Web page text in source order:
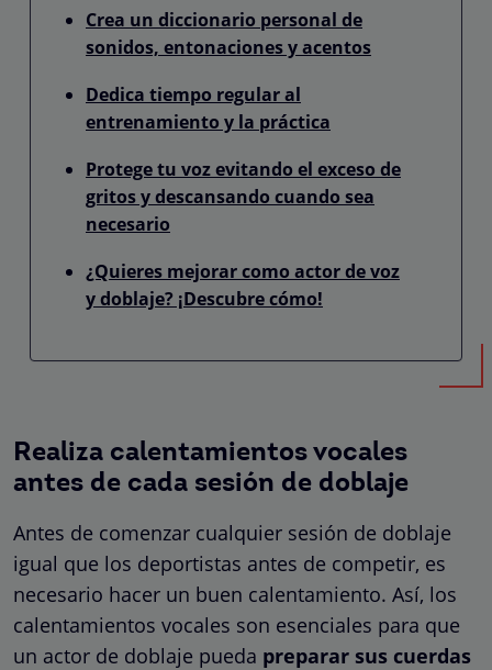
Crea un diccionario personal de
sonidos, entonaciones y acentos
Dedica tiempo regular al
entrenamiento y la práctica
Protege tu voz evitando el exceso de
gritos y descansando cuando sea
necesario
¿Quieres mejorar como actor de voz
y doblaje? ¡Descubre cómo!
Realiza calentamientos vocales
antes de cada sesión de doblaje
Antes de comenzar cualquier sesión de doblaje
igual que los deportistas antes de competir, es
necesario hacer un buen calentamiento. Así, los
calentamientos vocales son esenciales para que
un actor de doblaje pueda preparar sus cuerdas